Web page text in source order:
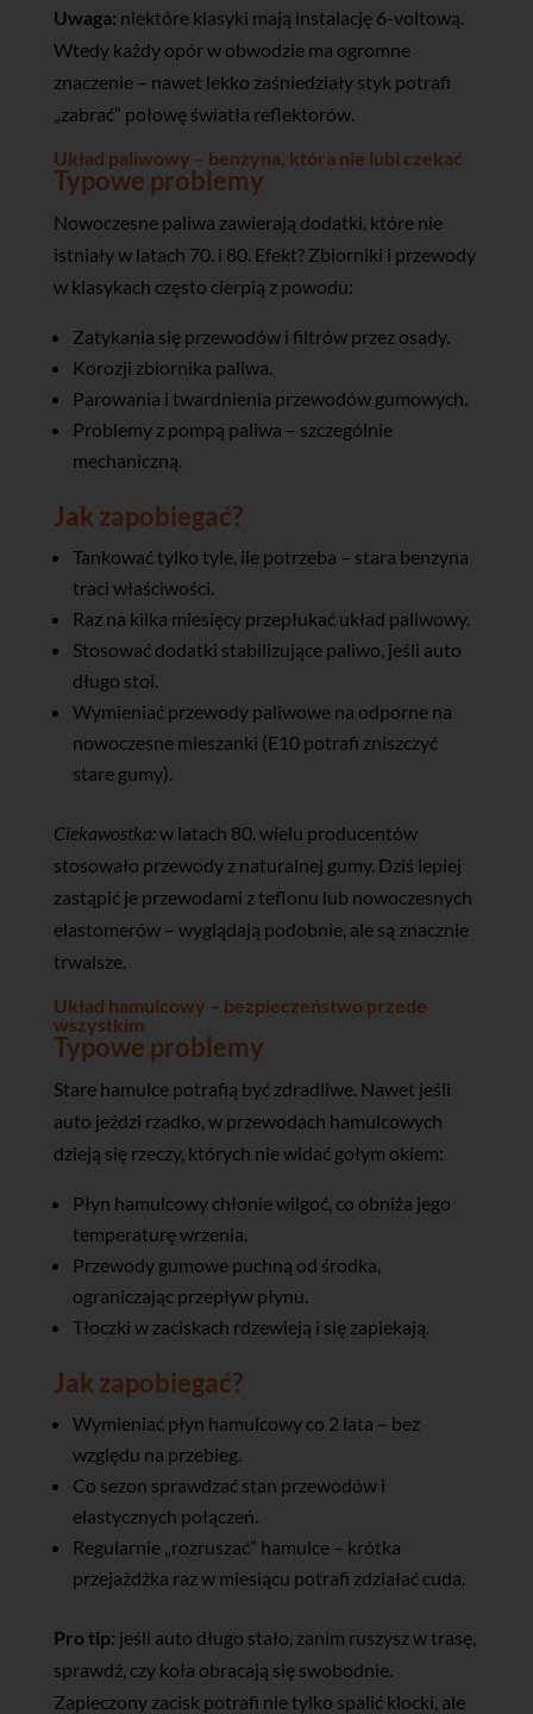
Uwaga: niektóre klasyki mają instalację 6-voltową.
Wtedy każdy opór w obwodzie ma ogromne
znaczenie – nawet lekko zaśniedziały styk potrafi
„zabrać” połowę światła reflektorów.
Układ paliwowy – benzyna, która nie lubi czekać
Typowe problemy
Nowoczesne paliwa zawierają dodatki, które nie
istniały w latach 70. i 80. Efekt? Zbiorniki i przewody
w klasykach często cierpią z powodu:
Zatykania się przewodów i filtrów przez osady.
Korozji zbiornika paliwa.
Parowania i twardnienia przewodów gumowych.
Problemy z pompą paliwa – szczególnie
mechaniczną.
Jak zapobiegać?
Tankować tylko tyle, ile potrzeba – stara benzyna
traci właściwości.
Raz na kilka miesięcy przepłukać układ paliwowy.
Stosować dodatki stabilizujące paliwo, jeśli auto
długo stoi.
Wymieniać przewody paliwowe na odporne na
nowoczesne mieszanki (E10 potrafi zniszczyć
stare gumy).
Ciekawostka:w latach 80. wielu producentów
stosowało przewody z naturalnej gumy. Dziś lepiej
zastąpić je przewodami z teflonu lub nowoczesnych
elastomerów – wyglądają podobnie, ale są znacznie
trwalsze.
Układ hamulcowy – bezpieczeństwo przede
wszystkim
Typowe problemy
Stare hamulce potrafią być zdradliwe. Nawet jeśli
auto jeździ rzadko, w przewodach hamulcowych
dzieją się rzeczy, których nie widać gołym okiem:
Płyn hamulcowy chłonie wilgoć, co obniża jego
temperaturę wrzenia.
Przewody gumowe puchną od środka,
ograniczając przepływ płynu.
Tłoczki w zaciskach rdzewieją i się zapiekają.
Jak zapobiegać?
Wymieniać płyn hamulcowy co 2 lata – bez
względu na przebieg.
Co sezon sprawdzać stan przewodów i
elastycznych połączeń.
Regularnie „rozruszać” hamulce – krótka
przejażdżka raz w miesiącu potrafi zdziałać cuda.
Pro tip: jeśli auto długo stało, zanim ruszysz w trasę,
sprawdź, czy koła obracają się swobodnie.
Zapieczony zacisk potrafi nie tylko spalić klocki, ale